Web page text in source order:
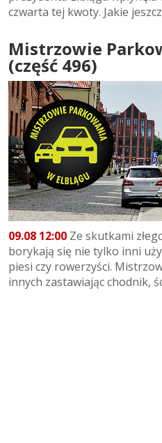
czwarta tej kwoty. Jakie
Mistrzowie
(część 496)
09.08 12:00 Ze skutkami
borykają się nie tylko inni
piesi czy rowerzyści.
innych zastawiając chodnik,